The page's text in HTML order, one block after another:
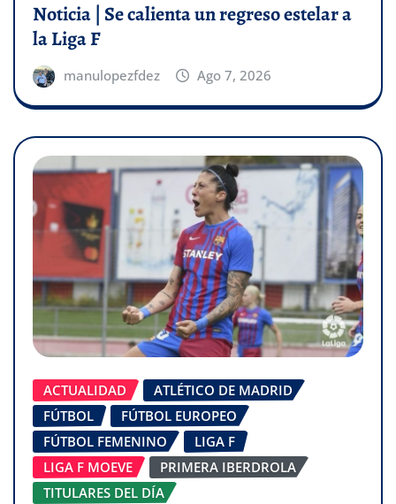
Noticia | Se calienta un regreso estelar a
la Liga F
manulopezfdez Ago 7, 2026
ACTUALIDAD
ATLÉTICO DE MADRID
FÚTBOL
FÚTBOL EUROPEO
FÚTBOL FEMENINO
LIGA F
LIGA F MOEVE
PRIMERA IBERDROLA
TITULARES DEL DÍA